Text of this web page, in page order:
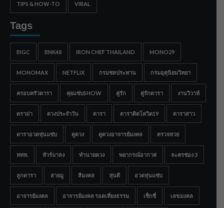
TIPS & HOW-TO VIRAL
Tags
BIGC BNK48 IRON CHEF THAILAND MONO29
MONOMAX NETFLIX กรมชลประทาน กรมอุตุนิยมวิทยา
ครอบครัวดารา คุยแซ่บSHOW คู่รัก คู่รักดารา งานวิวาห์
ดราม่า ดวงประจำวัน ดารา ดาราติดโควิด19 ดาราสาว
ดาราอวดหุ่นแซ่บ ดูดวง ดูดวงอาจารย์มงคล ตรวจหวย
ททท. ทัวร์มาลง ทำนายดวง พยากรณ์อากาศ ละครช่อง 3
ลูกดารา สายมู สีมงคล หุ่นดี อวดหุ่นแซ่บ
อาจารย์มงคล อาจารย์มงคล รอดเที่ยงธรรม เซ็กซี่ เลขมงคล